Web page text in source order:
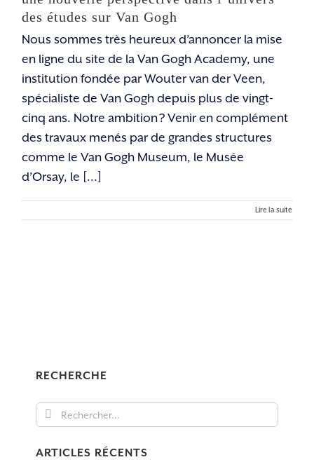
des études sur Van Gogh
Nous sommes très heureux d’annoncer la mise
en ligne du site de la Van Gogh Academy, une
institution fondée par Wouter van der Veen,
spécialiste de Van Gogh depuis plus de vingt-
cinq ans. Notre ambition ? Venir en complément
des travaux menés par de grandes structures
comme le Van Gogh Museum, le Musée
d’Orsay, le [...]
Lire la suite
RECHERCHE
Rechercher:
ARTICLES RÉCENTS